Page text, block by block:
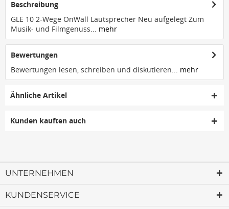
Beschreibung
GLE 10 2-Wege OnWall Lautsprecher Neu aufgelegt Zum
Musik- und Filmgenuss... mehr
Bewertungen
Bewertungen lesen, schreiben und diskutieren... mehr
Ähnliche Artikel
Kunden kauften auch
UNTERNEHMEN
KUNDENSERVICE